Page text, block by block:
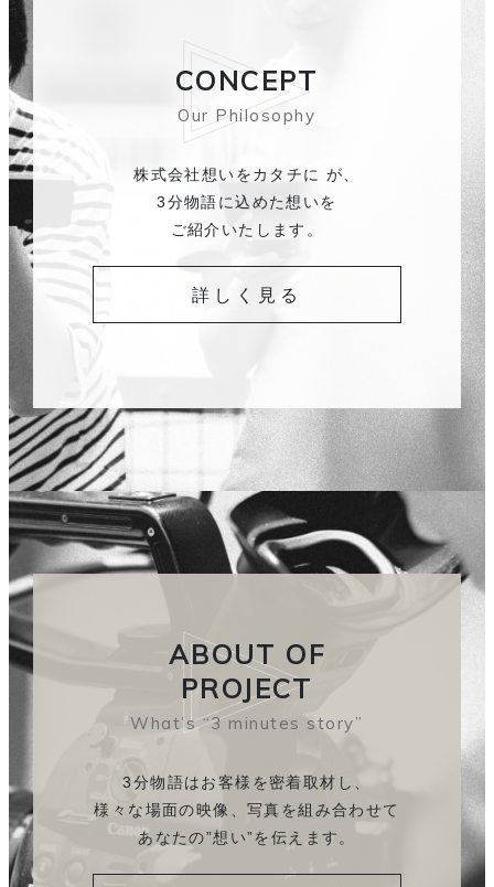
CONCEPT
Our Philosophy
株式会社想いをカタチに が、
3分物語に込めた想いを
ご紹介いたします。
詳しく見る
ABOUT OF
PROJECT
What’s “3 minutes story”
3分物語はお客様を密着取材し、
様々な場面の映像、 写真を組み合わせて
あなたの”想い”を伝えます。